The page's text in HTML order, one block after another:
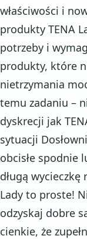
właściwości i
produkty TENA
potrzeby i
produkty, które
nietrzymania
temu zadaniu –
dyskrecji jak
sytuacji
obcisłe spodnie
długą
Lady to proste!
odzyskaj dobre
cienkie, że